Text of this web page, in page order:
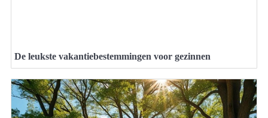
De leukste vakantiebestemmingen voor gezinnen